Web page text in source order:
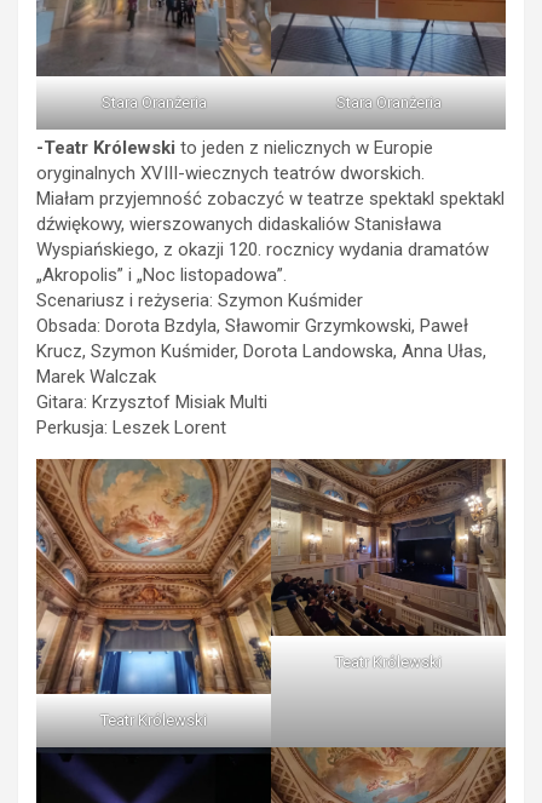
Stara Oranżeria Stara Oranżeria
-Teatr Królewski to jeden z nielicznych w Europie
oryginalnych XVIII-wiecznych teatrów dworskich.
Miałam przyjemność zobaczyć w teatrze spektakl spektakl
dźwiękowy, wierszowanych didaskaliów Stanisława
Wyspiańskiego, z okazji 120. rocznicy wydania dramatów
„Akropolis” i „Noc listopadowa”.
Scenariusz i reżyseria: Szymon Kuśmider
Obsada: Dorota Bzdyla, Sławomir Grzymkowski, Paweł
Krucz, Szymon Kuśmider, Dorota Landowska, Anna Ułas,
Marek Walczak
Gitara: Krzysztof Misiak Multi
Perkusja: Leszek Lorent
Teatr Królewski
Teatr Królewski